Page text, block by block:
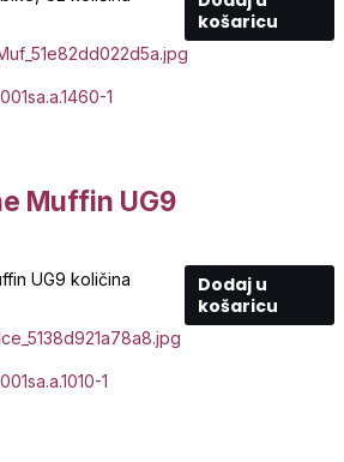
košaricu
1
Muffin UG9
UG9 količina
Dodaj u
košaricu
1